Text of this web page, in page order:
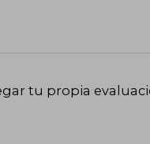
tu propia